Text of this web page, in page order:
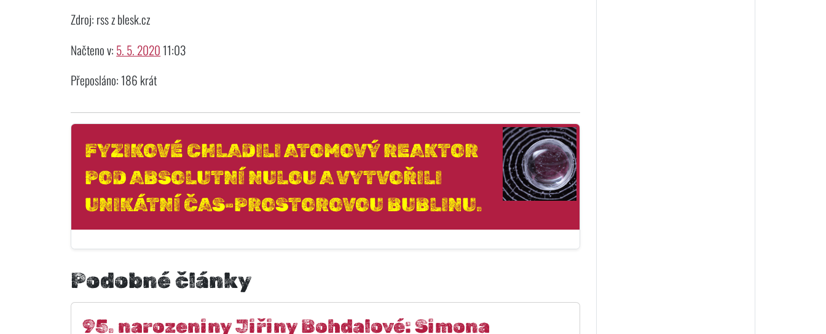
Zdroj: rss z blesk.cz
Načteno v: 5. 5. 202011:03
Přeposláno: 186 krát
FYZIKOVÉ CHLADILI ATOMOVÝ REAKTOR
POD ABSOLUTNÍ NULOU A VYTVOŘILI
UNIKÁTNÍ ČAS-PROSTOROVOU BUBLINU.
Podobné články
95. narozeniny Jiřiny Bohdalové: Simona